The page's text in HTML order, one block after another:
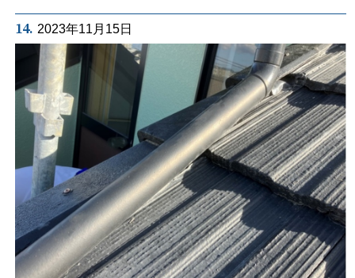
14. 2023年11月15日